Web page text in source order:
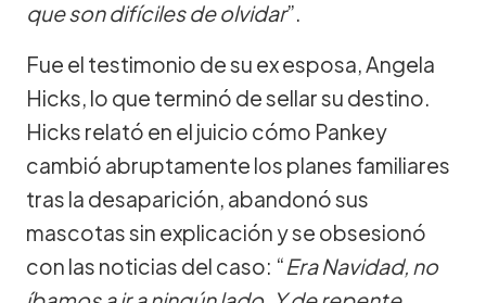
que son difíciles de olvidar”.
Fue el testimonio de su ex esposa, Angela
Hicks, lo que terminó de sellar su destino.
Hicks relató en el juicio cómo Pankey
cambió abruptamente los planes familiares
tras la desaparición, abandonó sus
mascotas sin explicación y se obsesionó
con las noticias del caso: “Era Navidad, no